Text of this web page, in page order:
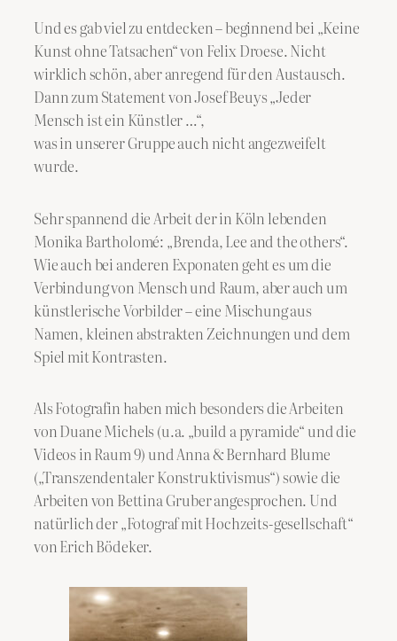
Und es gab viel zu entdecken – beginnend bei „Keine
Kunst ohne Tatsachen“ von Felix Droese. Nicht
wirklich schön, aber anregend für den Austausch.
Dann zum Statement von Josef Beuys „Jeder
Mensch ist ein Künstler …“,
was in unserer Gruppe auch nicht angezweifelt
wurde.
Sehr spannend die Arbeit der in Köln lebenden
Monika Bartholomé: „Brenda, Lee and the others“.
Wie auch bei anderen Exponaten geht es um die
Verbindung von Mensch und Raum, aber auch um
künstlerische Vorbilder – eine Mischung aus
Namen, kleinen abstrakten Zeichnungen und dem
Spiel mit Kontrasten.
Als Fotografin haben mich besonders die Arbeiten
von Duane Michels (u.a. „build a pyramide“ und die
Videos in Raum 9) und Anna & Bernhard Blume
(„Transzendentaler Konstruktivismus“) sowie die
Arbeiten von Bettina Gruber angesprochen. Und
natürlich der „Fotograf mit Hochzeits-gesellschaft“
von Erich Bödeker.